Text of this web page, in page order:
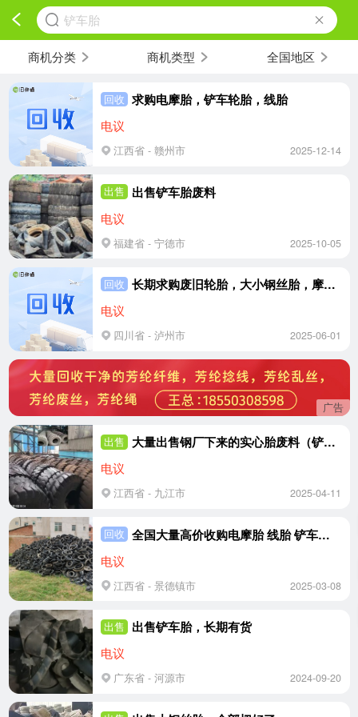
铲车胎
商机分类 商机类型 全国地区
回收 求购电摩胎，铲车轮胎，线胎
电议
江西省 - 赣州市 2025-12-14
出售 出售铲车胎废料
电议
福建省 - 宁德市 2025-10-05
回收 长期求购废旧轮胎，大小钢丝胎，摩托车胎，电摩胎，铲车胎
电议
四川省 - 泸州市 2025-06-01
广告
出售 大量出售钢厂下来的实心胎废料（铲车胎），大钢丝胎
电议
江西省 - 九江市 2025-04-11
回收 全国大量高价收购电摩胎 线胎 铲车胎 小钢丝胎 大钢丝胎
电议
江西省 - 景德镇市 2025-03-08
出售 出售铲车胎，长期有货
电议
广东省 - 河源市 2024-09-20